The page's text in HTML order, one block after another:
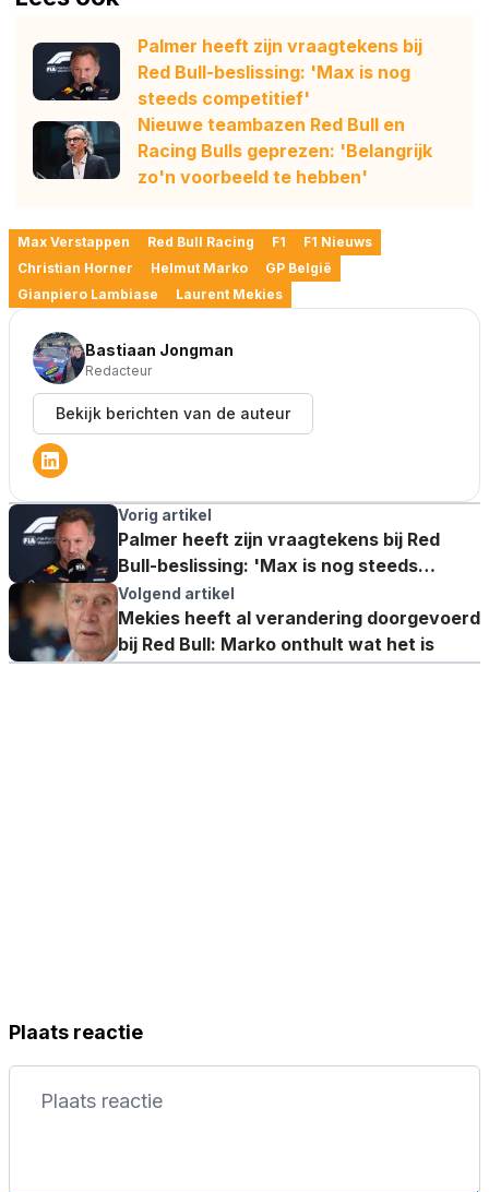
Palmer heeft zijn vraagtekens bij
Red Bull-beslissing: 'Max is nog
steeds competitief'
Nieuwe teambazen Red Bull en
Racing Bulls geprezen: 'Belangrijk
zo'n voorbeeld te hebben'
Max Verstappen Red Bull Racing F1
F1 Nieuws
Christian Horner
Helmut Marko
GP België
Gianpiero Lambiase
Laurent Mekies
Bastiaan Jongman
Redacteur
Bekijk berichten van de auteur
Vorig artikel
Palmer heeft zijn vraagtekens bij Red
Bull-beslissing: 'Max is nog steeds
competitief'
Volgend artikel
Mekies heeft al verandering doorgevoerd
bij Red Bull: Marko onthult wat het is
Plaats reactie